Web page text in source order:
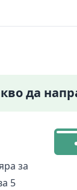
да
за
5